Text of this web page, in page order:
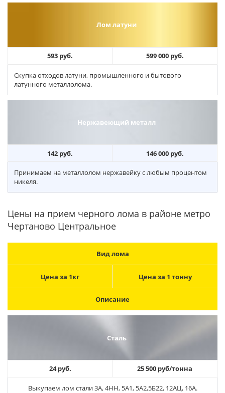
Лом латуни
593 руб. 599 000 руб.
Скупка отходов латуни, промышленного и бытового
латунного металлолома.
Нержавеющий металл
142 руб. 146 000 руб.
Принимаем на металлолом нержавейку с любым процентом
никеля.
Цены на прием черного лома в районе метро
Чертаново Центральное
Вид лома
Цена за 1кг Цена за 1 тонну
Описание
Сталь
24 руб. 25 500 руб/тонна
Выкупаем лом стали 3А, 4НН, 5А1, 5А2,5Б22, 12АЦ, 16А.